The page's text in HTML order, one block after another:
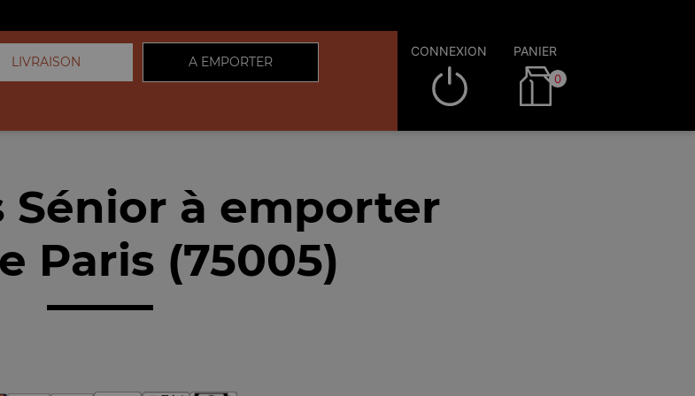
LIVRAISON A EMPORTER
CONNEXION PANIER
0
Sénior à emporter
Paris (75005)